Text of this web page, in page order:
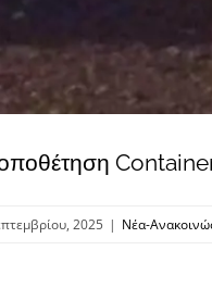
2025 | Νέα-